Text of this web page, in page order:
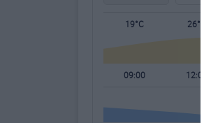
19°C 26°C
09:00 12:00